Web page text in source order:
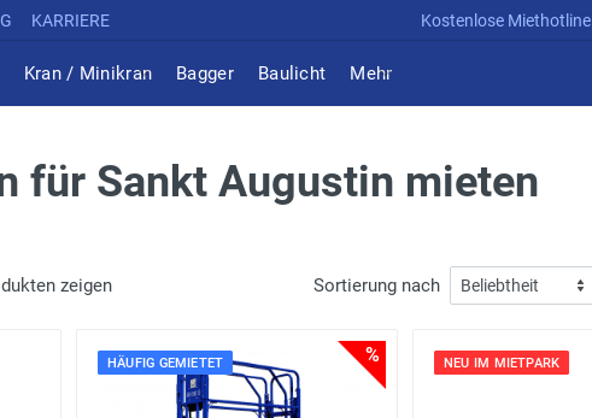
KARRIERE Kostenlose Miethotline
Kran / Minikran Bagger Baulicht Mehr
für Sankt Augustin mieten
zeigen Sortierung nach
HÄUFIG GEMIETET % NEU IM MIETPARK